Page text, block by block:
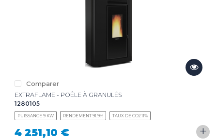
Comparer
EXTRAFLAME - POÊLE À GRANULÉS
1280105
PUISSANCE 9 KW RENDEMENT 91.9% TAUX DE CO2 11%
4 251,10 € +